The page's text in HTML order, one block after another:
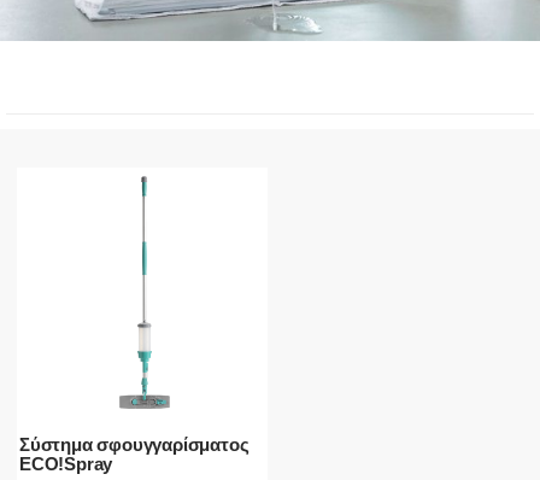
Σύστημα σφουγγαρίσματος
ECO!Spray